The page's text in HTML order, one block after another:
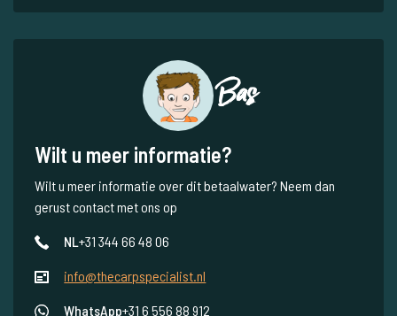
Bas
Wilt u meer informatie?
Wilt u meer informatie over dit betaalwater? Neem dan
gerust contact met ons op
NL+31 344 66 48 06
info@thecarpspecialist.nl
WhatsApp+31 6 556 88 912